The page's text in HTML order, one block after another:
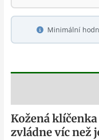
Minimální
Kožená
zvládne víc než